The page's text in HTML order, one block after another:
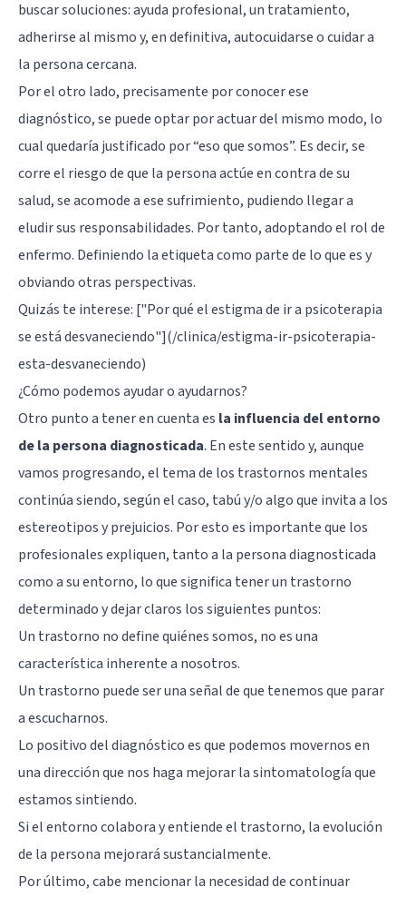
buscar soluciones: ayuda profesional, un tratamiento,
adherirse al mismo y, en definitiva, autocuidarse o cuidar a
la persona cercana.
Por el otro lado, precisamente por conocer ese
diagnóstico, se puede optar por actuar del mismo modo, lo
cual quedaría justificado por “eso que somos”. Es decir, se
corre el riesgo de que la persona actúe en contra de su
salud, se acomode a ese sufrimiento, pudiendo llegar a
eludir sus responsabilidades. Por tanto, adoptando el rol de
enfermo. Definiendo la etiqueta como parte de lo que es y
obviando otras perspectivas.
Quizás te interese: ["Por qué el estigma de ir a psicoterapia
se está desvaneciendo"](/clinica/estigma-ir-psicoterapia-
esta-desvaneciendo)
¿Cómo podemos ayudar o ayudarnos?
Otro punto a tener en cuenta es la influencia del entorno
de la persona diagnosticada. En este sentido y, aunque
vamos progresando, el tema de los trastornos mentales
continúa siendo, según el caso, tabú y/o algo que invita a los
estereotipos y prejuicios. Por esto es importante que los
profesionales expliquen, tanto a la persona diagnosticada
como a su entorno, lo que significa tener un trastorno
determinado y dejar claros los siguientes puntos:
Un trastorno no define quiénes somos, no es una
característica inherente a nosotros.
Un trastorno puede ser una señal de que tenemos que parar
a escucharnos.
Lo positivo del diagnóstico es que podemos movernos en
una dirección que nos haga mejorar la sintomatología que
estamos sintiendo.
Si el entorno colabora y entiende el trastorno, la evolución
de la persona mejorará sustancialmente.
Por último, cabe mencionar la necesidad de continuar